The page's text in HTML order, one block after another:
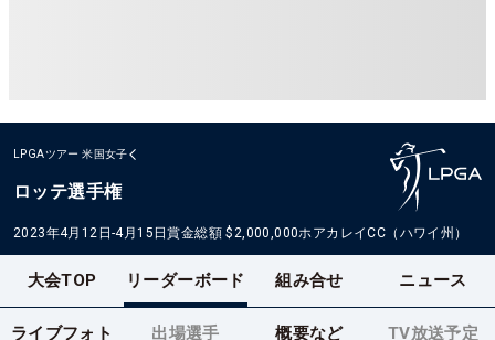
LPGAツアー 米国女子
ロッテ選手権
2023年4月12日-4月15日賞金総額 $2,000,000ホアカレイCC（ハワイ州）
大会TOP リーダーボード 組み合せ ニュース
ライブフォト 出場選手 概要など TV放送予定